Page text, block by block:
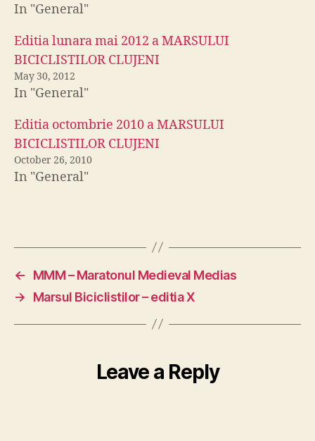
In "General"
Editia lunara mai 2012 a MARSULUI
BICICLISTILOR CLUJENI
May 30, 2012
In "General"
Editia octombrie 2010 a MARSULUI
BICICLISTILOR CLUJENI
October 26, 2010
In "General"
←
MMM – Maratonul Medieval Medias
→
Marsul Biciclistilor – editia X
Leave a Reply